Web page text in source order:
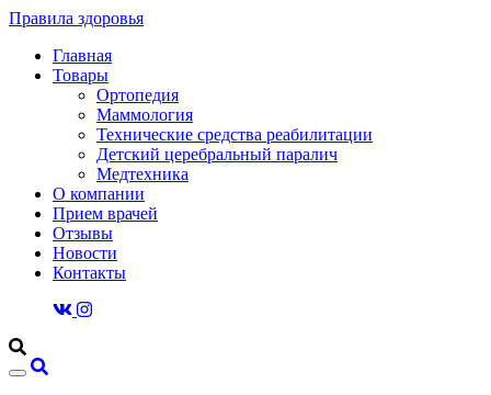
Правила здоровья
Главная
Товары
Ортопедия
Маммология
Технические средства реабилитации
Детский церебральный паралич
Медтехника
О компании
Прием врачей
Отзывы
Новости
Контакты